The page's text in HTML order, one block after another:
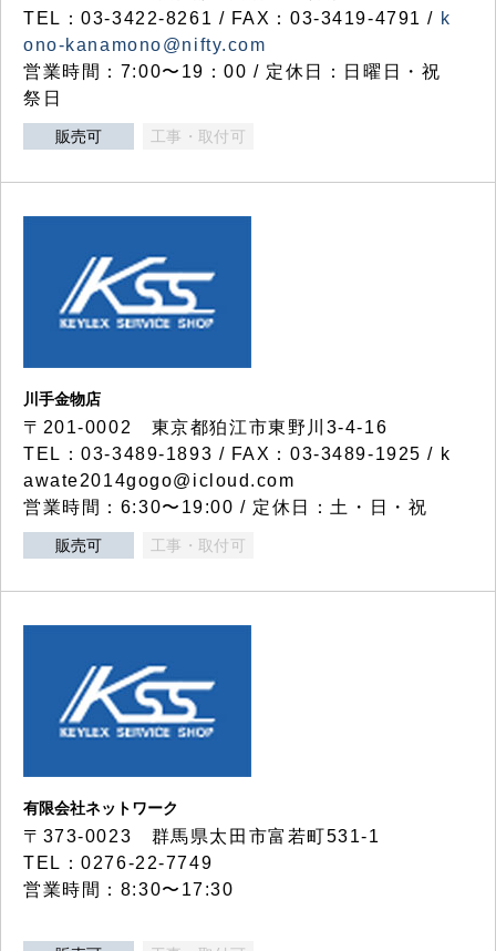
TEL：03-3422-8261 / FAX：03-3419-4791 / k
ono-kanamono@nifty.com
営業時間：7:00〜19：00 / 定休日：日曜日・祝
祭日
販売可 工事・取付可
川手金物店
〒201-0002 東京都狛江市東野川3-4-16
TEL：03-3489-1893 / FAX：03-3489-1925 / k
awate2014gogo@icloud.com
営業時間：6:30〜19:00 / 定休日：土・日・祝
販売可 工事・取付可
有限会社ネットワーク
〒373-0023 群馬県太田市富若町531-1
TEL：0276-22-7749
営業時間：8:30〜17:30